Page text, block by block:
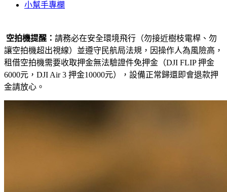
小幫手專欄
空拍機提醒： 請務必在安全環境飛行（勿接近樹枝電桿、勿
讓空拍機超出視線）並遵守民航局法規，因操作人為風險高，
租借空拍機需要收取押金無法驗證件免押金（DJI FLIP 押金
6000元，DJI Air 3 押金10000元）， 設備正常歸還即會退款押
金請放心。